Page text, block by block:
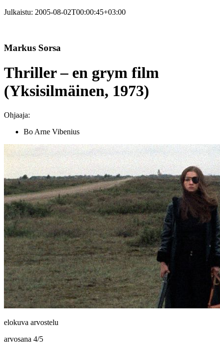
Julkaistu: 2005-08-02T00:00:45+03:00
Markus Sorsa
Thriller – en grym film
(Yksisilmäinen, 1973)
Ohjaaja:
Bo Arne Vibenius
elokuva arvostelu
arvosana 4/5